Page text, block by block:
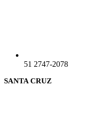
51 2747-2078
SANTA CRUZ